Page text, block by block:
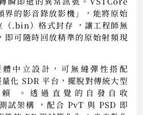
界的影音錄放影機」，能將原始
.bin）格式封存 ，讓工程師無
即可隨時回放精準的原始射頻現
中立設計，可無縫彈性搭配
化 SDR 平台，擺脫對傳統大型
。透過直覺的自發自收
試架構 ，配合 PvT 與 PSD 即